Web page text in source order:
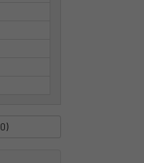
0)